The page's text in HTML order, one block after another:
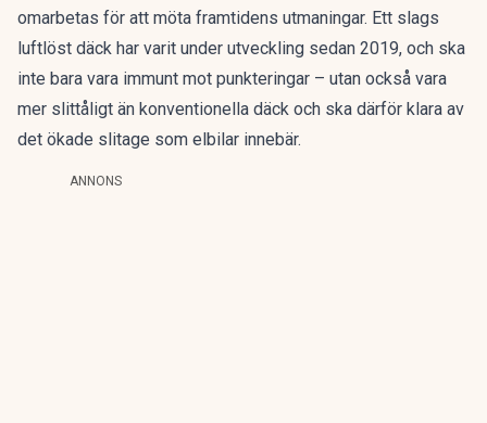
omarbetas för att möta framtidens utmaningar. Ett slags
luftlöst däck har varit under utveckling sedan 2019, och ska
inte bara vara immunt mot punkteringar – utan också vara
mer slittåligt än konventionella däck och ska därför klara av
det ökade slitage som elbilar innebär.
ANNONS